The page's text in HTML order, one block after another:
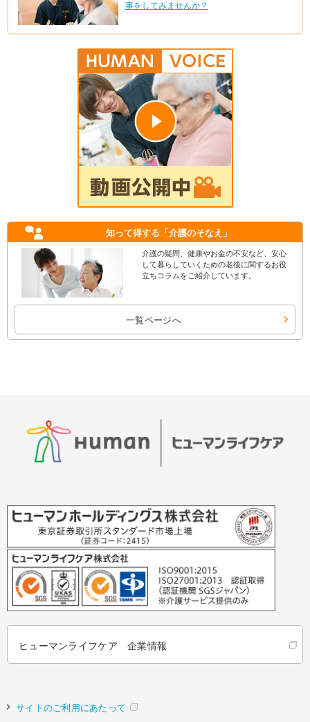
事をしてみませんか？
知って得する 「介護のそなえ」
介護の疑問、健康やお金の不安など、安心
して暮らしていくための老後に関するお役
立ちコラムをご紹介しています。
一覧ページへ
ヒューマンライフケア 企業情報
サイトのご利用にあたって